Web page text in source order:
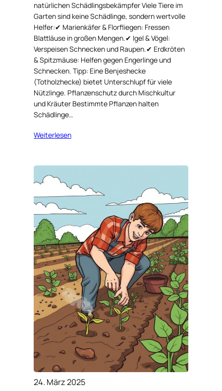
natürlichen Schädlingsbekämpfer Viele Tiere im
Garten sind keine Schädlinge, sondern wertvolle
Helfer:✔ Marienkäfer & Florfliegen: Fressen
Blattläuse in großen Mengen.✔ Igel & Vögel:
Verspeisen Schnecken und Raupen.✔ Erdkröten
& Spitzmäuse: Helfen gegen Engerlinge und
Schnecken. Tipp: Eine Benjeshecke
(Totholzhecke) bietet Unterschlupf für viele
Nützlinge. Pflanzenschutz durch Mischkultur
und Kräuter Bestimmte Pflanzen halten
Schädlinge…
Weiterlesen
24. März 2025